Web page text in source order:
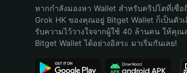
Bahasa Indonesia
Português (Brasil)
หากกำลังมองหา Wallet สำหรับคริปโตที่เชื่
Grok HK ของคุณอยู่ Bitget Wallet ก็เป็นตั
รับความไว้วางใจจากผู้ใช้ 40 ล้านคน ให้คุณ
Bitget Wallet ได้อย่างอิสระ มาเริ่มกันเลย!